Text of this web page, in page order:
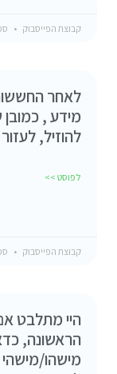
קבוצת הפייסבוק
לאחר
מידע ,
להוזיל,
לפוסט >>
קבוצת הפייסבוק
היי מתלבט
הראשונה,